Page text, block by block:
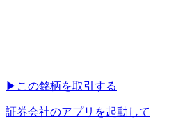
▶︎ この銘柄を取引する
証券会社のアプリを起動して